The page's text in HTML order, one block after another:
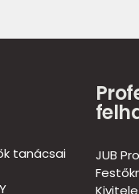
tanácsai
JUB